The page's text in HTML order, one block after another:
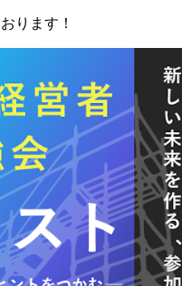
ります！